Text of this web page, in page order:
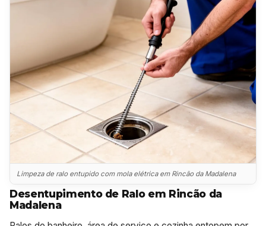
Limpeza de ralo entupido com mola elétrica em Rincão da Madalena
Desentupimento de Ralo em Rincão da
Madalena